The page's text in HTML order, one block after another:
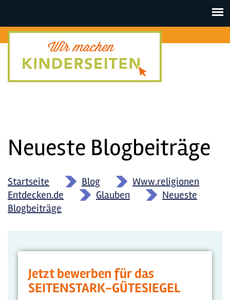
Toggle
Neueste Blogbeiträge
Startseite » Blog »
Www.religionen
Entdecken.de
» Glauben »
Neueste
Blogbeiträge
Jetzt bewerben für das
SEITENSTARK-GÜTESIEGEL